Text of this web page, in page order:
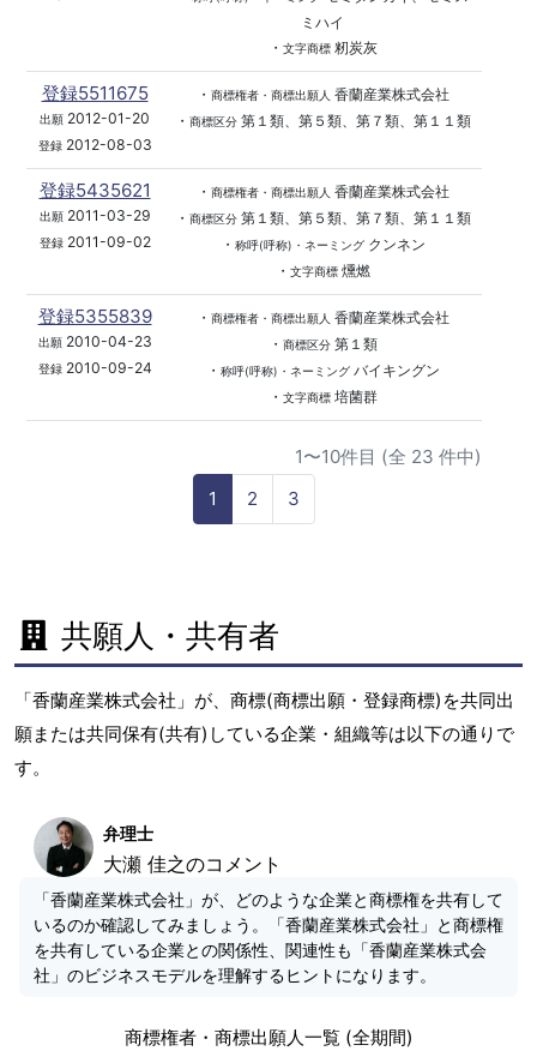
ミハイ
・ 文字商標籾炭灰
登録5511675
出願 2012-01-20
登録2012-08-03
・ 商標権者・商標出願人 香蘭産業株式会社
・ 商標区分第１類、第５類、第７類、第１１類
登録5435621
出願2011-03-29
登録2011-09-02
・ 商標権者・商標出願人 香蘭産業株式会社
・ 商標区分第１類、第５類、第７類、第１１類
・ 称呼(呼称)・ネーミングクンネン
・ 文字商標燻燃
登録5355839
出願2010-04-23
登録2010-09-24
・ 商標権者・商標出願人 香蘭産業株式会社
・ 商標区分第１類
・ 称呼(呼称)・ネーミングバイキングン
・ 文字商標培菌群
1〜10件目 (全 23 件中)
1
2 3
共願人・共有者
「香蘭産業株式会社」が、商標(商標出願・登録商標)を共同出
願または共同保有(共有)している企業・組織等は以下の通りで
す。
弁理士
大瀬 佳之のコメント
「香蘭産業株式会社」が、どのような企業と商標権を共有して
いるのか確認してみましょう。「香蘭産業株式会社」と商標権
を共有している企業との関係性、関連性も「香蘭産業株式会
社」のビジネスモデルを理解するヒントになります。
商標権者・商標出願人一覧 (全期間)